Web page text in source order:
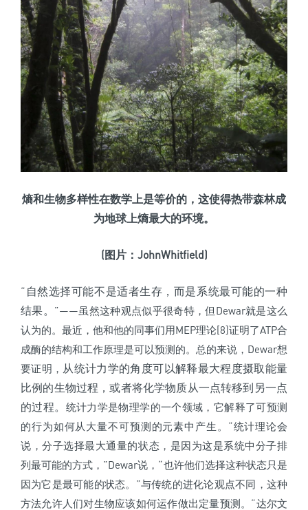
熵和生物多样性在数学上是等价的，这使得热带森林成
为地球上熵最大的环境。
(图片：JohnWhitfield)
“ 自然选择可能不是适者生存，而是系统最可能的一种
结果。
”——虽然这种观点似乎很奇特，但Dewar就是这么
认为的。最近，他和他的同事们用MEP理论[8]证明了ATP合
成酶的结构和工作原理是可以预测的。总的来说，Dewar想
要证明， 从统计力学的角度可以解释最大程度摄取能量
比例的生物过程，或者将化学物质从一点转移到另一点
的过程。 统计力学是物理学的一个领域，它解释了可预测
的行为如何从大量不可预测的元素中产生。“统计理论会
说，分子选择最大通量的状态，是因为这是系统中分子排
列最可能的方式，”Dewar说，“也许他们选择这种状态只是
因为它是最可能的状态。”与传统的进化论观点不同，这种
方法允许人们对生物应该如何运作做出定量预测。“达尔文